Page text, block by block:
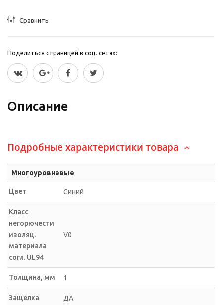
Сравнить
Поделиться страницей в соц. сетях:
Описание
Подробные характеристики товара
Многоуровневые
Цвет Синий
Класс
негорючести
изоляц.
материала
согл. UL94
V0
Толщина, мм 1
Защелка ДА